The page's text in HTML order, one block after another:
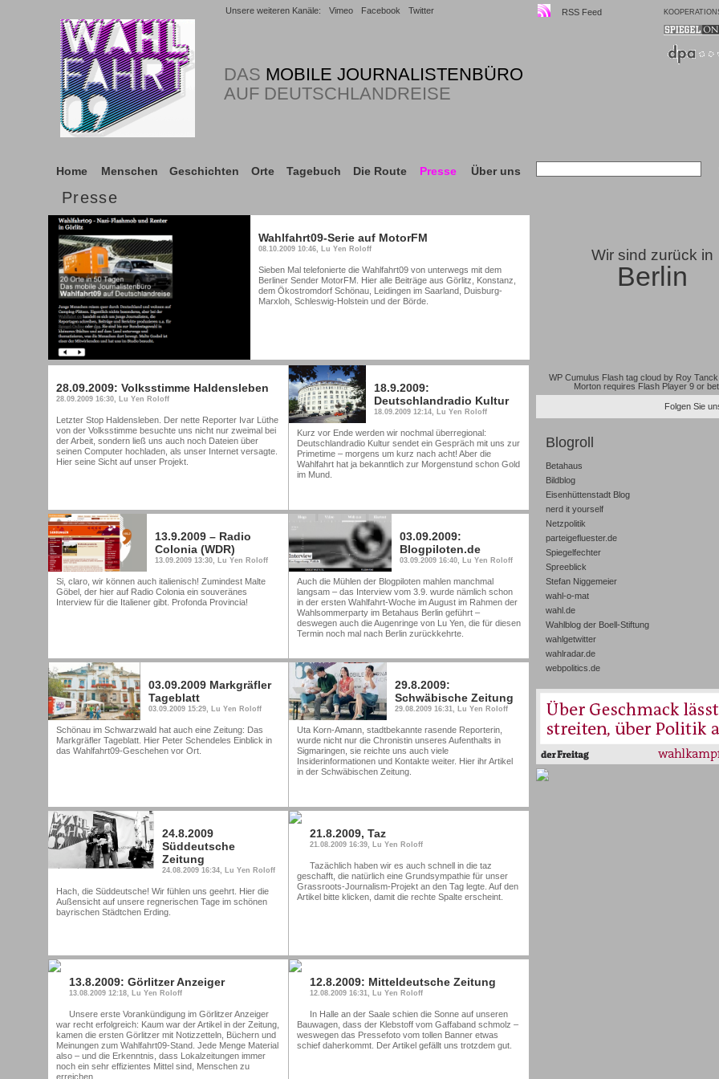
Unsere weiteren Kanäle: Vimeo Facebook Twitter RSS Feed
DAS MOBILE JOURNALISTENBÜRO
AUF DEUTSCHLANDREISE
Home Menschen Geschichten Orte Tagebuch Die Route Presse Über uns
Presse
Wahlfahrt09-Serie auf MotorFM
08.10.2009 10:46, Lu Yen Roloff
Sieben Mal telefonierte die Wahlfahrt09 von unterwegs mit dem
Berliner Sender MotorFM. Hier alle Beiträge aus Görlitz, Konstanz,
dem Ökostromdorf Schönau, Leidingen im Saarland, Duisburg-
Marxloh, Schleswig-Holstein und der Börde.
28.09.2009: Volksstimme Haldensleben
28.09.2009 16:30, Lu Yen Roloff
Letzter Stop Haldensleben. Der nette Reporter Ivar Lüthe
von der Volksstimme besuchte uns nicht nur zweimal bei
der Arbeit, sondern ließ uns auch noch Dateien über
seinen Computer hochladen, als unser Internet versagte.
Hier seine Sicht auf unser Projekt.
18.9.2009:
Deutschlandradio Kultur
18.09.2009 12:14, Lu Yen Roloff
Kurz vor Ende werden wir nochmal überregional:
Deutschlandradio Kultur sendet ein Gespräch mit uns zur
Primetime – morgens um kurz nach acht! Aber die
Wahlfahrt hat ja bekanntlich zur Morgenstund schon Gold
im Mund.
13.9.2009 – Radio
Colonia (WDR)
13.09.2009 13:30, Lu Yen Roloff
Si, claro, wir können auch italienisch! Zumindest Malte
Göbel, der hier auf Radio Colonia ein souveränes
Interview für die Italiener gibt. Profonda Provincia!
03.09.2009:
Blogpiloten.de
03.09.2009 16:40, Lu Yen Roloff
Auch die Mühlen der Blogpiloten mahlen manchmal
langsam – das Interview vom 3.9. wurde nämlich schon
in der ersten Wahlfahrt-Woche im August im Rahmen der
Wahlsommerparty im Betahaus Berlin geführt –
deswegen auch die Augenringe von Lu Yen, die für diesen
Termin noch mal nach Berlin zurückkehrte.
03.09.2009 Markgräfler
Tageblatt
03.09.2009 15:29, Lu Yen Roloff
Schönau im Schwarzwald hat auch eine Zeitung: Das
Markgräfler Tageblatt. Hier Peter Schendeles Einblick in
das Wahlfahrt09-Geschehen vor Ort.
29.8.2009:
Schwäbische Zeitung
29.08.2009 16:31, Lu Yen Roloff
Uta Korn-Amann, stadtbekannte rasende Reporterin,
wurde nicht nur die Chronistin unseres Aufenthalts in
Sigmaringen, sie reichte uns auch viele
Insiderinformationen und Kontakte weiter. Hier ihr Artikel
in der Schwäbischen Zeitung.
24.8.2009
Süddeutsche
Zeitung
24.08.2009 16:34, Lu Yen Roloff
Hach, die Süddeutsche! Wir fühlen uns geehrt. Hier die
Außensicht auf unsere regnerischen Tage im schönen
bayrischen Städtchen Erding.
21.8.2009, Taz
21.08.2009 16:39, Lu Yen Roloff
Tazächlich haben wir es auch schnell in die taz
geschafft, die natürlich eine Grundsympathie für unser
Grassroots-Journalism-Projekt an den Tag legte. Auf den
Artikel bitte klicken, damit die rechte Spalte erscheint.
13.8.2009: Görlitzer Anzeiger
13.08.2009 12:18, Lu Yen Roloff
Unsere erste Vorankündigung im Görlitzer Anzeiger
war recht erfolgreich: Kaum war der Artikel in der Zeitung,
kamen die ersten Görlitzer mit Notizzetteln, Büchern und
Meinungen zum Wahlfahrt09-Stand. Jede Menge Material
also – und die Erkenntnis, dass Lokalzeitungen immer
noch ein sehr effizientes Mittel sind, Menschen zu
erreichen.
12.8.2009: Mitteldeutsche Zeitung
12.08.2009 16:31, Lu Yen Roloff
In Halle an der Saale schien die Sonne auf unseren
Bauwagen, dass der Klebstoff vom Gaffaband schmolz –
weswegen das Pressefoto vom tollen Banner etwas
schief daherkommt. Der Artikel gefällt uns trotzdem gut.
Wir sind zurück in
Berlin
WP Cumulus Flash tag cloud by Roy Tanck
Morton requires Flash Player 9 or
Folgen Sie
Blogroll
Betahaus
Bildblog
Eisenhüttenstadt Blog
nerd it yourself
Netzpolitik
parteigefluester.de
Spiegelfechter
Spreeblick
Stefan Niggemeier
wahl-o-mat
wahl.de
Wahlblog der Boell-Stiftung
wahlgetwitter
wahlradar.de
webpolitics.de